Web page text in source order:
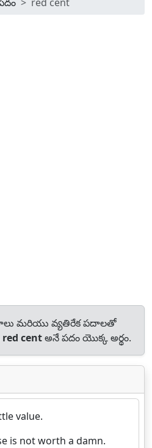
మరియు వ్యతిరేక పదాలతో
red centఅనే పదం యొక్క అర్థం.
value.
is not worth a damn.